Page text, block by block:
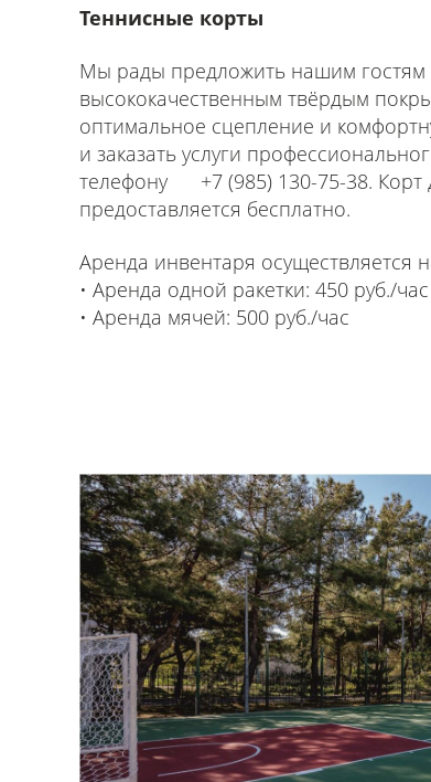
Теннисные корты
Мы рады предложить нашим гостям
высококачественным твёрдым
оптимальное сцепление и
и заказать услуги
телефону +7 (985) 130-75-38. Корт
предоставляется бесплатно.
Аренда инвентаря осуществляется
• Аренда одной ракетки: 450 руб./час
• Аренда мячей: 500 руб./час